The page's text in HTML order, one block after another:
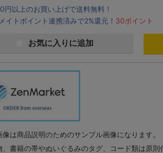
円以上のお買い上げで送料無料！
イトポイント連携済みで2%還元！ 30ポイント
お気に入りに追加
像は商品説明のためのサンプル画像になります。
、書籍の帯やぬいぐるみのタグ、コード類は原則